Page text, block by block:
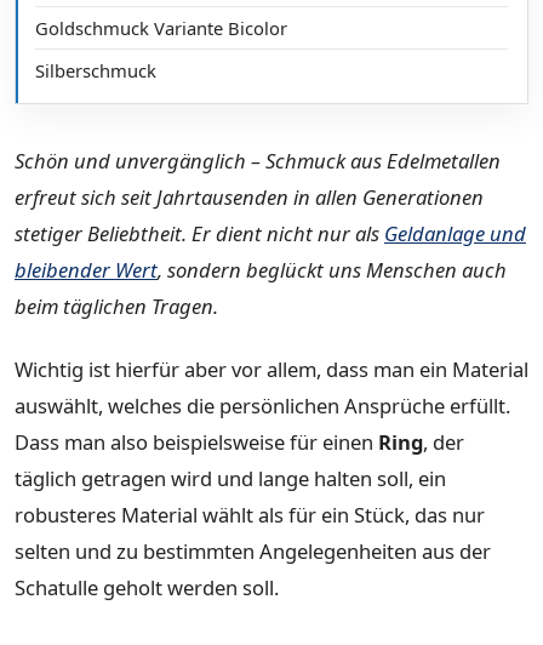
Goldschmuck Variante Bicolor
Silberschmuck
Schön und unvergänglich – Schmuck aus Edelmetallen
erfreut sich seit Jahrtausenden in allen Generationen
stetiger Beliebtheit. Er dient nicht nur als Geldanlage und
bleibender Wert, sondern beglückt uns Menschen auch
beim täglichen Tragen.
Wichtig ist hierfür aber vor allem, dass man ein Material
auswählt, welches die persönlichen Ansprüche erfüllt.
Dass man also beispielsweise für einen Ring, der
täglich getragen wird und lange halten soll, ein
robusteres Material wählt als für ein Stück, das nur
selten und zu bestimmten Angelegenheiten aus der
Schatulle geholt werden soll.